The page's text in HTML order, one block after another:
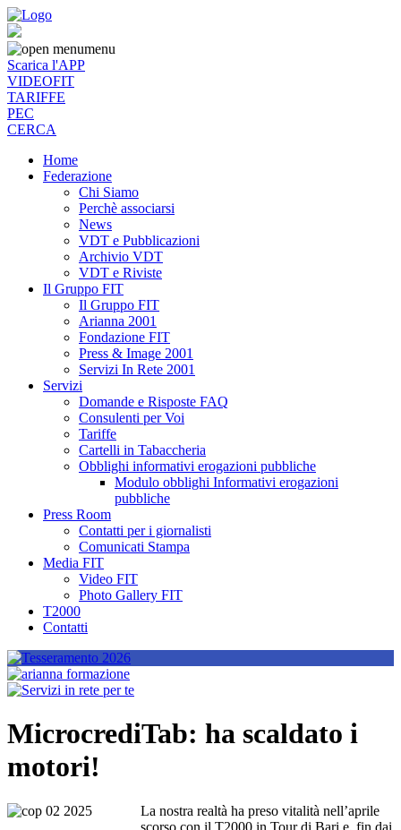
menu
Scarica l'APP
VIDEOFIT
TARIFFE
PEC
CERCA
Home
Federazione
Chi Siamo
Perchè associarsi
News
VDT e Pubblicazioni
Archivio VDT
VDT e Riviste
Il Gruppo FIT
Il Gruppo FIT
Arianna 2001
Fondazione FIT
Press & Image 2001
Servizi In Rete 2001
Servizi
Domande e Risposte FAQ
Consulenti per Voi
Tariffe
Cartelli in Tabaccheria
Obblighi informativi erogazioni pubbliche
Modulo obblighi Informativi erogazioni
pubbliche
Press Room
Contatti per i giornalisti
Comunicati Stampa
Media FIT
Video FIT
Photo Gallery FIT
T2000
Contatti
MicrocrediTab: ha scaldato i
motori!
La nostra realtà ha preso vitalità nell’aprile
scorso con il T2000 in Tour di Bari e, fin dai